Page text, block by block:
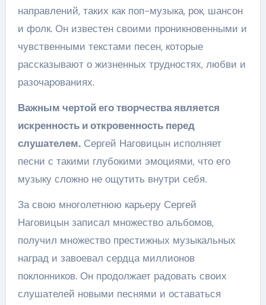
направлений, таких как поп-музыка, рок, шансон
и фолк. Он известен своими проникновенными и
чувственными текстами песен, которые
рассказывают о жизненных трудностях, любви и
разочарованиях.
Важным чертой его творчества является
искренность и откровенность перед
слушателем.Сергей Наговицын исполняет
песни с такими глубокими эмоциями, что его
музыку сложно не ощутить внутри себя.
За свою многолетнюю карьеру Сергей
Наговицын записал множество альбомов,
получил множество престижных музыкальных
наград и завоевал сердца миллионов
поклонников. Он продолжает радовать своих
слушателей новыми песнями и оставаться